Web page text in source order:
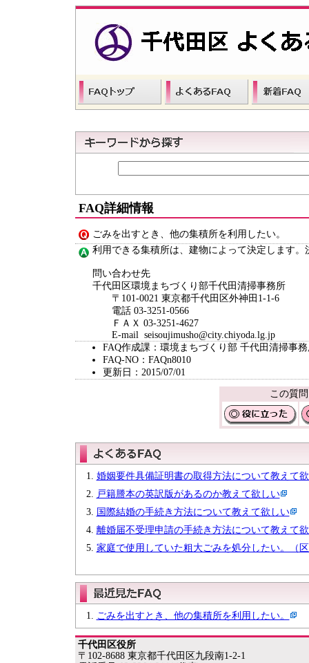
FAQ詳細情報
ごみを出すとき、他の集積所を利用したい。
利用できる集積所は、建物によって決定します
問い合わせ先
千代田区環境まちづくり部千代田清掃事務所
〒101-0021 東京都千代田区外神田1-1-6
電話 03-3251-0566
ＦＡＸ 03-3251-4627
E-mail seisoujimusho@city.chiyoda.lg.jp
FAQ作成課：環境まちづくり部 千代田清掃事務
FAQ-NO：FAQn8010
更新日：2015/07/01
この質
婚姻要件具備証明書の取得方法について教えて
戸籍謄本の英訳版があるのか教えて欲しい
国際結婚の手続き方法について教えて欲しい
離婚届不受理申請の手続き方法について教えて
家庭で使用していた粗大ごみを処分したい。（
ごみを出すとき、他の集積所を利用したい。
千代田区役所
〒102-8688 東京都千代田区九段南1-2-1